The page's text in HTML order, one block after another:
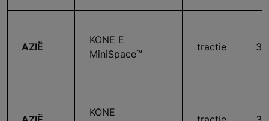
AZIË
KONE E
MiniSpace™
tractie
KONE